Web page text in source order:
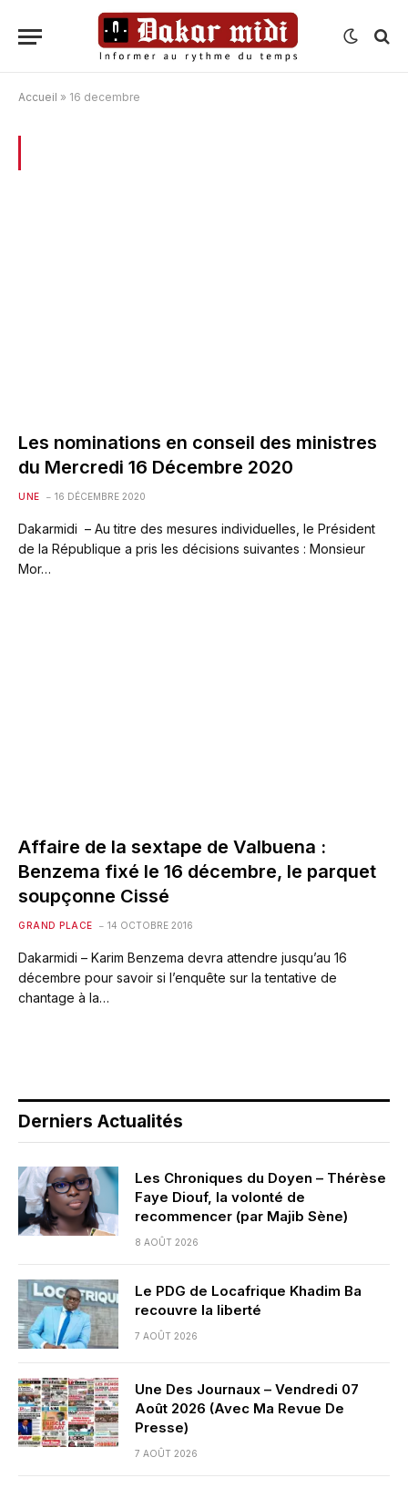
Accueil » 16 decembre
Les nominations en conseil des ministres
du Mercredi 16 Décembre 2020
UNE 16 DÉCEMBRE 2020
Dakarmidi – Au titre des mesures individuelles, le Président
de la République a pris les décisions suivantes : Monsieur
Mor…
Affaire de la sextape de Valbuena :
Benzema fixé le 16 décembre, le parquet
soupçonne Cissé
GRAND PLACE 14 OCTOBRE 2016
Dakarmidi – Karim Benzema devra attendre jusqu’au 16
décembre pour savoir si l’enquête sur la tentative de
chantage à la…
Derniers Actualités
Les Chroniques du Doyen – Thérèse
Faye Diouf, la volonté de
recommencer (par Majib Sène)
8 AOÛT 2026
Le PDG de Locafrique Khadim Ba
recouvre la liberté
7 AOÛT 2026
Une Des Journaux – Vendredi 07
Août 2026 (Avec Ma Revue De
Presse)
7 AOÛT 2026